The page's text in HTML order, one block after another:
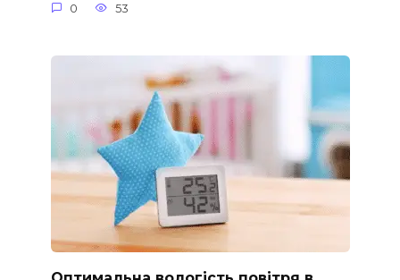
0 53